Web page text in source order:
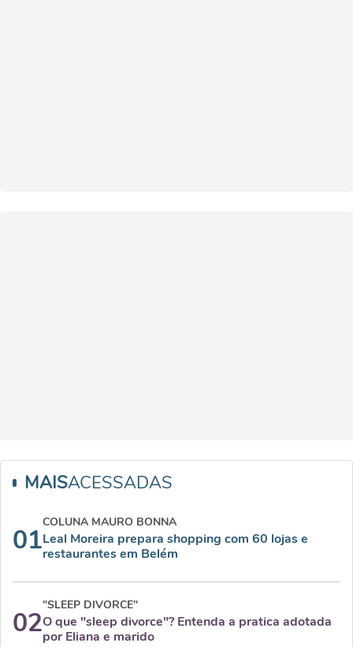
MAISACESSADAS
01
COLUNA MAURO BONNA
Leal Moreira prepara shopping com 60 lojas e
restaurantes em Belém
02
"SLEEP DIVORCE"
O que "sleep divorce"? Entenda a pratica adotada
por Eliana e marido